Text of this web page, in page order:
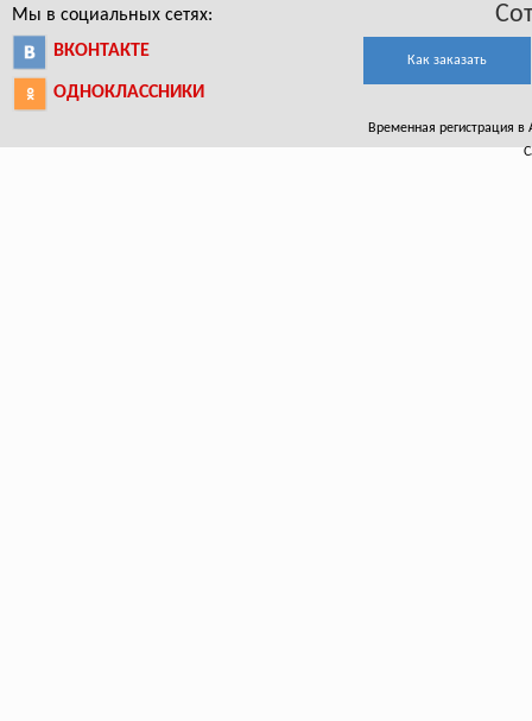
Мы в социальных сетях:
ВКОНТАКТЕ
ОДНОКЛАССНИКИ
Как заказать
Временная регистрация